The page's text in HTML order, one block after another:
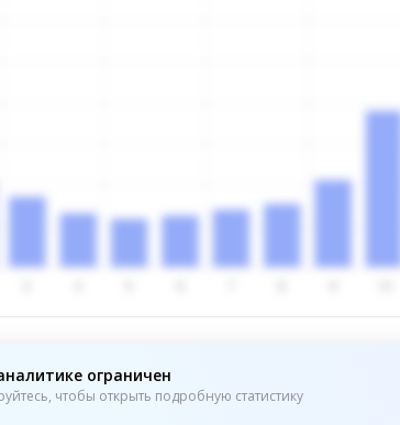
ограничен
чтобы открыть подробную статистику